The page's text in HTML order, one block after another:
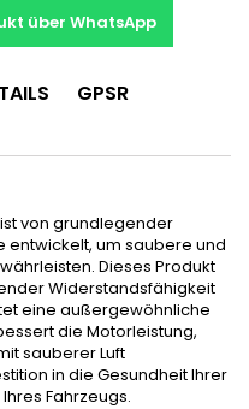
über WhatsApp
GPSR
von grundlegender
entwickelt, um saubere und
Dieses Produkt
Widerstandsfähigkeit
eine außergewöhnliche
die Motorleistung,
sauberer Luft
in die Gesundheit Ihrer
Fahrzeugs.